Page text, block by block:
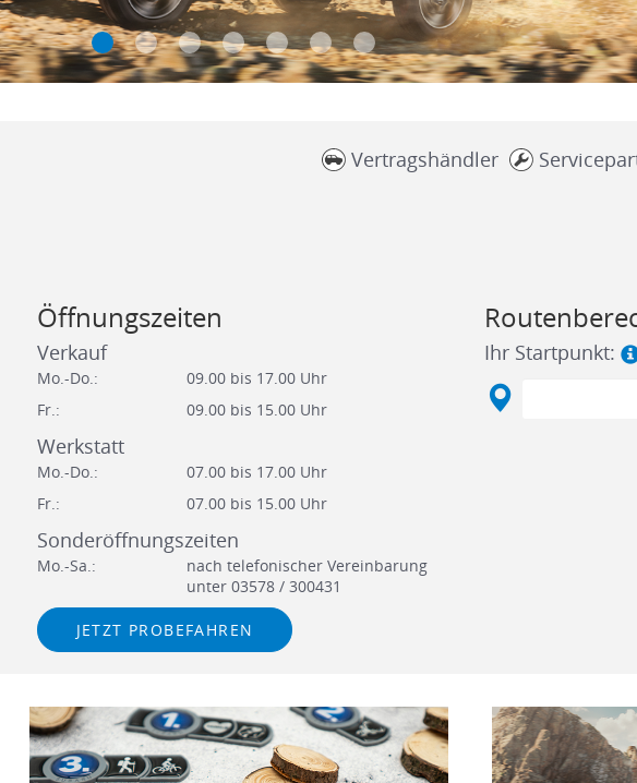
Vertragshändler
Öffnungszeiten
Verkauf
Mo.-Do.:
09.00 bis 17.00 Uhr
Fr.:
09.00 bis 15.00 Uhr
Werkstatt
Mo.-Do.:
07.00 bis 17.00 Uhr
Fr.:
07.00 bis 15.00 Uhr
Sonderöffnungszeiten
Mo.-Sa.:
nach telefonischer Vereinbarung
unter 03578 / 300431
JETZT PROBEFAHREN
Ihr Startpunkt: